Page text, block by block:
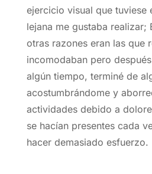
ejercicio visual que tuviese
lejana me gustaba realizar;
otras razones eran las que
incomodaban pero
algún tiempo, terminé de
acostumbrándome y
actividades debido a
se hacían presentes cada
hacer demasiado esfuerzo.